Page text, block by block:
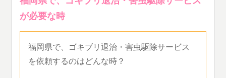
が必要な時
福岡県で、ゴキブリ退治・害虫駆除サービス
を依頼するのはどんな時？